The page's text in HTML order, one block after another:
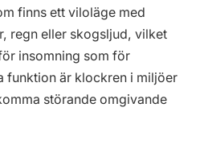
finns ett viloläge med
regn eller skogsljud, vilket
insomning som för
funktion är klockren i miljöer
störande omgivande